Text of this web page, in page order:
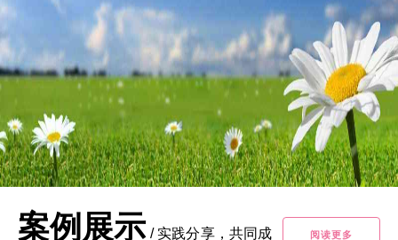
案例展示 / 实践分享，共同成
阅读更多